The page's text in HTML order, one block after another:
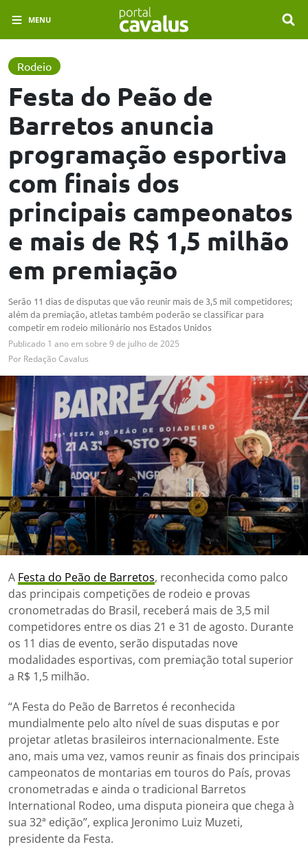
MENU
Rodeio
Festa do Peão de
Barretos anuncia
programação esportiva
com finais dos
principais campeonatos
e mais de R$ 1,5 milhão
em premiação
Serão 11 dias de disputas que vão reunir mais de 3,5 mil competidores;
além da premiação, atletas também poderão se classificar para
competir em rodeio milionário nos Estados Unidos
Publicado 1 ano em sobre 9 de julho de 2025
Por Redação Cavalus
A Festa do Peão de Barretos, reconhecida como palco
das principais competições de rodeio e provas
cronometradas do Brasil, receberá mais de 3,5 mil
competidores entre os dias 21 e 31 de agosto. Durante
os 11 dias de evento, serão disputadas nove
modalidades esportivas, com premiação total superior
a R$ 1,5 milhão.
“A Festa do Peão de Barretos é reconhecida
mundialmente pelo alto nível de suas disputas e por
projetar atletas brasileiros internacionalmente. Este
ano, mais uma vez, vamos reunir as finais dos principais
campeonatos de montarias em touros do País, provas
cronometradas e ainda o tradicional Barretos
International Rodeo, uma disputa pioneira que chega à
sua 32ª edição”, explica Jeronimo Luiz Muzeti,
presidente da Festa.